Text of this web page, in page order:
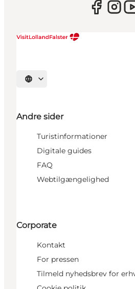
Vælg sprog
Andre sider
Turistinformationer
Digitale guides
FAQ
Webtilgængelighed
Corporate
Kontakt
For pressen
Tilmeld nyhedsbrev for